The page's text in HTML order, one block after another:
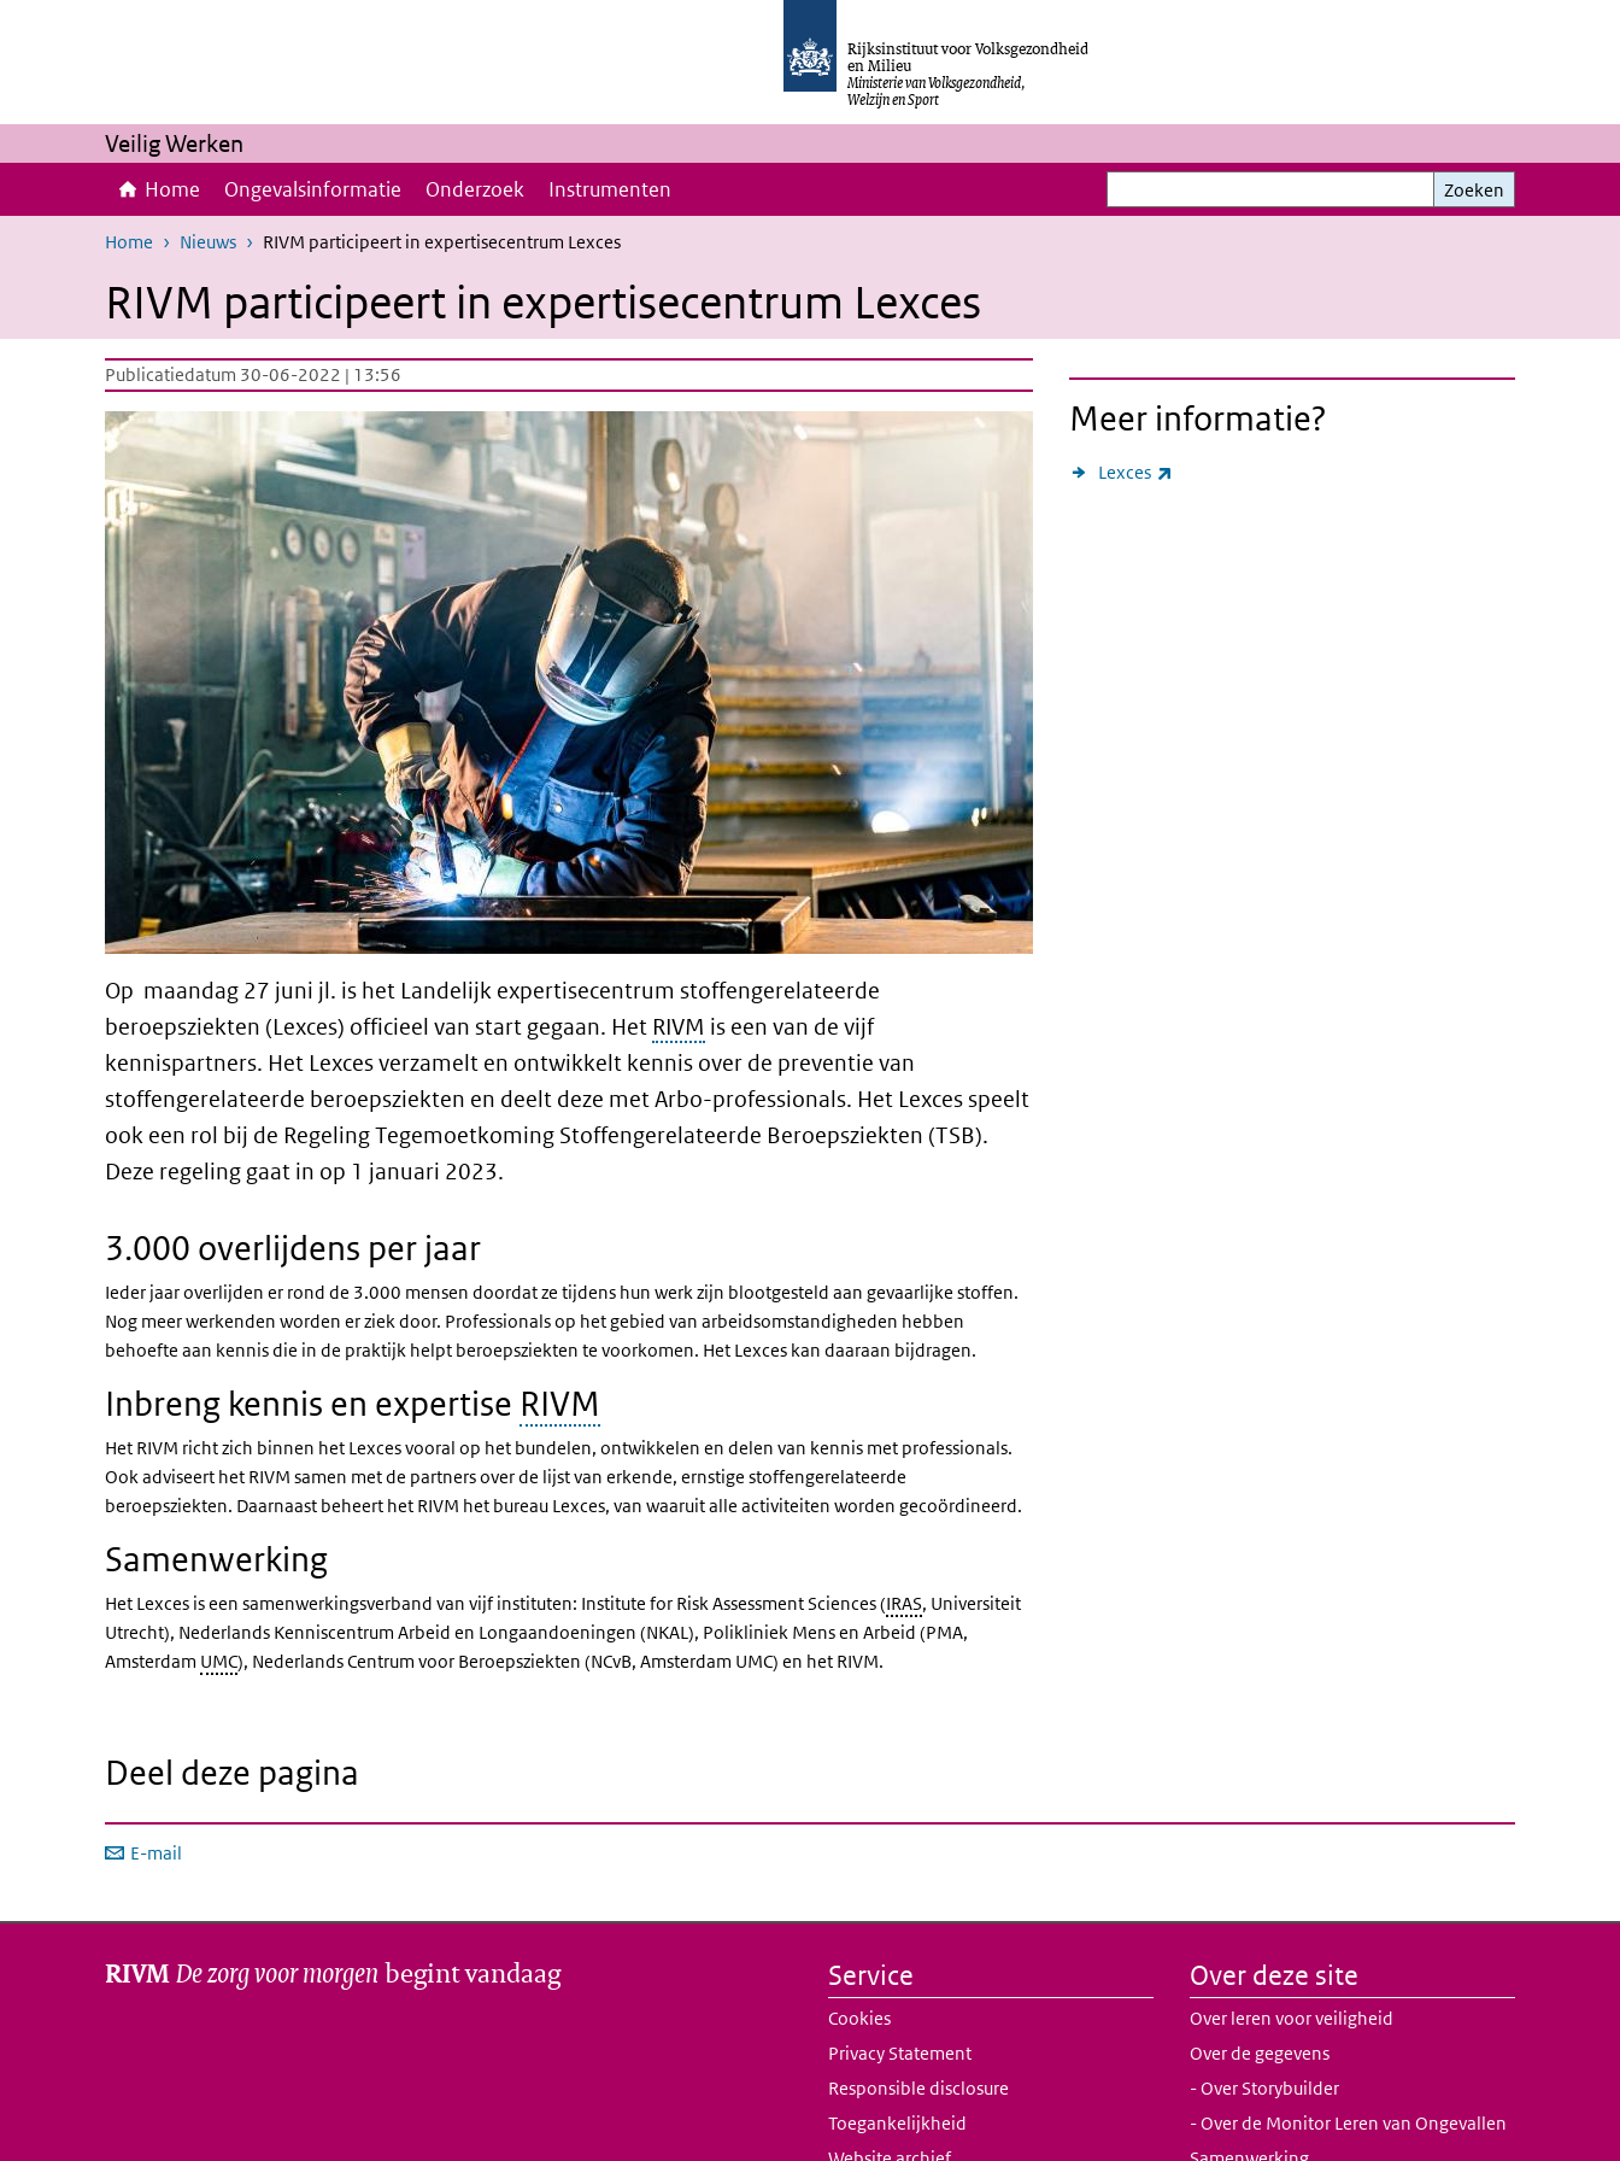
Rijksinstituut voor Volksgezondheid
en Milieu
Ministerie van Volksgezondheid,
Welzijn en Sport
Veilig Werken
Home Ongevalsinformatie Onderzoek Instrumenten
Zoeken
Zoeken
Home Nieuws RIVM participeert in expertisecentrum Lexces
RIVM participeert in expertisecentrum Lexces
Publicatiedatum 30-06-2022 | 13:56
Op maandag 27 juni jl. is het Landelijk expertisecentrum stoffengerelateerde
beroepsziekten (Lexces) officieel van start gegaan. Het RIVM is een van de vijf
kennispartners. Het Lexces verzamelt en ontwikkelt kennis over de preventie van
stoffengerelateerde beroepsziekten en deelt deze met Arbo-professionals. Het Lexces speelt
ook een rol bij de Regeling Tegemoetkoming Stoffengerelateerde Beroepsziekten (TSB).
Deze regeling gaat in op 1 januari 2023.
3.000 overlijdens per jaar
Ieder jaar overlijden er rond de 3.000 mensen doordat ze tijdens hun werk zijn blootgesteld aan gevaarlijke stoffen.
Nog meer werkenden worden er ziek door. Professionals op het gebied van arbeidsomstandigheden hebben
behoefte aan kennis die in de praktijk helpt beroepsziekten te voorkomen. Het Lexces kan daaraan bijdragen.
Inbreng kennis en expertise RIVM
Het RIVM richt zich binnen het Lexces vooral op het bundelen, ontwikkelen en delen van kennis met professionals.
Ook adviseert het RIVM samen met de partners over de lijst van erkende, ernstige stoffengerelateerde
beroepsziekten. Daarnaast beheert het RIVM het bureau Lexces, van waaruit alle activiteiten worden gecoördineerd.
Samenwerking
Het Lexces is een samenwerkingsverband van vijf instituten: Institute for Risk Assessment Sciences (IRAS, Universiteit
Utrecht), Nederlands Kenniscentrum Arbeid en Longaandoeningen (NKAL), Polikliniek Mens en Arbeid (PMA,
Amsterdam UMC), Nederlands Centrum voor Beroepsziekten (NCvB, Amsterdam UMC) en het RIVM.
Meer informatie?
Lexces
Deel deze pagina
E-mail
RIVMDe zorg voor morgen begint vandaag Service
Cookies
Privacy Statement
Responsible disclosure
Toegankelijkheid
Over deze site
Over leren voor veiligheid
Over de gegevens
- Over Storybuilder
- Over de Monitor Leren van Ongevallen